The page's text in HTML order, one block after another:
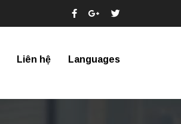
Liên hệ Languages